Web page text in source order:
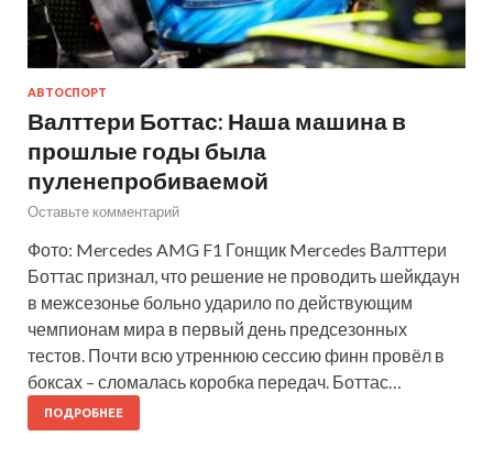
АВТОСПОРТ
Валттери Боттас: Наша машина в
прошлые годы была
пуленепробиваемой
Оставьте комментарий
Фото: Mercedes AMG F1 Гонщик Mercedes Валттери
Боттас признал, что решение не проводить шейкдаун
в межсезонье больно ударило по действующим
чемпионам мира в первый день предсезонных
тестов. Почти всю утреннюю сессию финн провёл в
боксах – сломалась коробка передач. Боттас…
ПОДРОБНЕЕ